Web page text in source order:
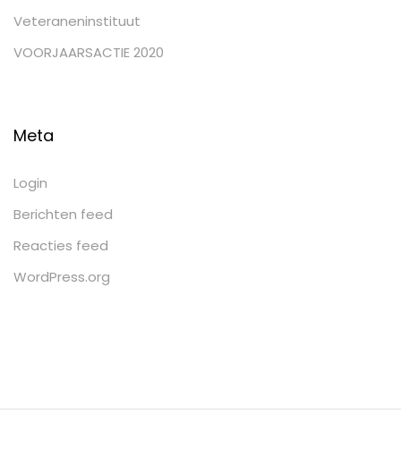
Veteraneninstituut
VOORJAARSACTIE 2020
Meta
Login
Berichten feed
Reacties feed
WordPress.org